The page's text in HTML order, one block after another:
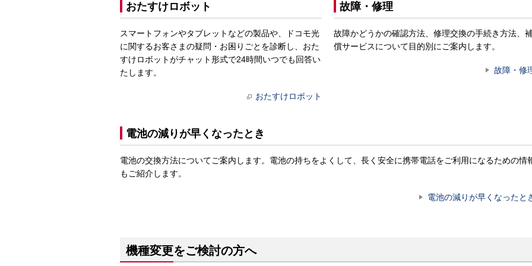
おたすけロボット
スマートフォンやタブレットなどの製品や、ドコモ光
に関するお客さまの疑問・お困りごとを診断し、おた
すけロボットがチャット形式で24時間いつでも回答い
たします。
おたすけロボット
故障・修理
故障かどうかの確認方法、修理交換の手続き方法、
償サービスについて目的別にご案内します。
故障・修
電池の減りが早くなったとき
電池の交換方法についてご案内します。電池の持ちをよくして、長く安全に携帯電話をご利用になるための情
もご紹介します。
電池の減りが早くなったと
機種変更をご検討の方へ